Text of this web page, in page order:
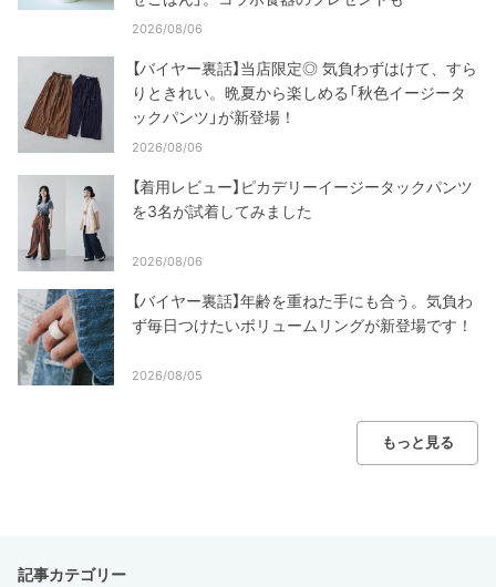
2026/08/06
【バイヤー裏話】当店限定◎ 気負わずはけて、すら
りときれい。晩夏から楽しめる「秋色イージータ
ックパンツ」が新登場！
2026/08/06
【着用レビュー】ピカデリーイージータックパンツ
を3名が試着してみました
2026/08/06
【バイヤー裏話】年齢を重ねた手にも合う。気負わ
ず毎日つけたいボリュームリングが新登場です！
2026/08/05
もっと見る
記事カテゴリー